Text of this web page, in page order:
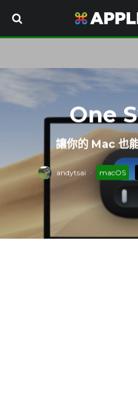
One
讓你的 Mac 也
andytsai · macOS